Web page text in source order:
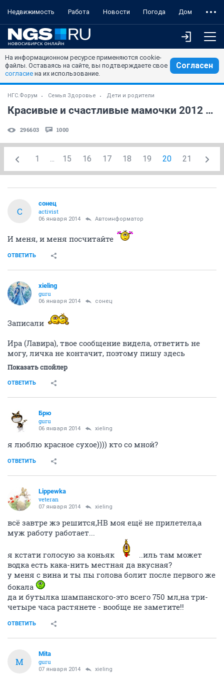
Недвижимость Работа Новости Погода Дом
На информационном ресурсе применяются cookie-
файлы. Оставаясь на сайте, вы подтверждаете свое
согласие на их использование.
Согласен
НГС.Форум Семья Здоровье Дети и родители
Красивые и счастливые мамочки 2012 года (часть 24)
296603 1000
1 ... 15 16 17 18 19 20 21
С
сонец
activist
06 января 2014 Автоинформатор
И меня, и меня посчитайте
ОТВЕТИТЬ
xieling
guru
06 января 2014 сонец
Записали
Ира (Лавира), твое сообщение видела, ответить не
могу, личка не контачит, поэтому пишу здесь
Показать спойлер
ОТВЕТИТЬ
Брю
guru
06 января 2014 xieling
я люблю красное сухое)))) кто со мной?
ОТВЕТИТЬ
Lippewka
veteran
07 января 2014 xieling
всё завтре жэ решится,НВ моя ещё не прилетела,а
муж работу работает...
я кстати голосую за коньяк
..иль там может
водка есть кака-нить местная да вкусная?
у меня с вина и ты пы голова болит после первого же
бокала
да и бутылка шампанского-это всего 750 мл,на три-
четыре часа растянете - вообще не заметите!!
ОТВЕТИТЬ
M
Mita
guru
07 января 2014 xieling